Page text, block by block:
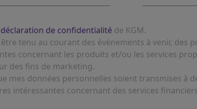
déclaration de confidentialité de KGM.
tenu au courant des événements à venir, des
concernant les produits et/ou les services
des fins de marketing.
mes données personnelles soient transmises à
intéressantes concernant des services